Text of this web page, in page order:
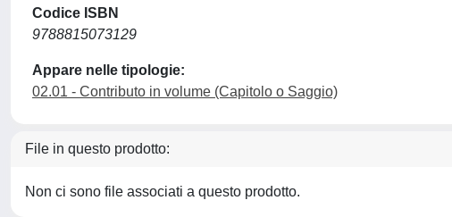
Codice ISBN
9788815073129
Appare nelle tipologie:
02.01 - Contributo in volume (Capitolo o Saggio)
File in questo prodotto:
Non ci sono file associati a questo prodotto.